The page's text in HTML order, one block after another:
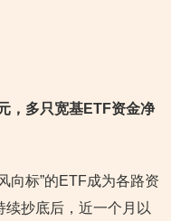
，多只宽基ETF资金净
向标”的ETF成为各路资
抄底后，近一个月以